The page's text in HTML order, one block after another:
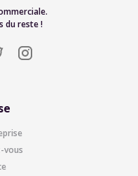
du reste !
vous